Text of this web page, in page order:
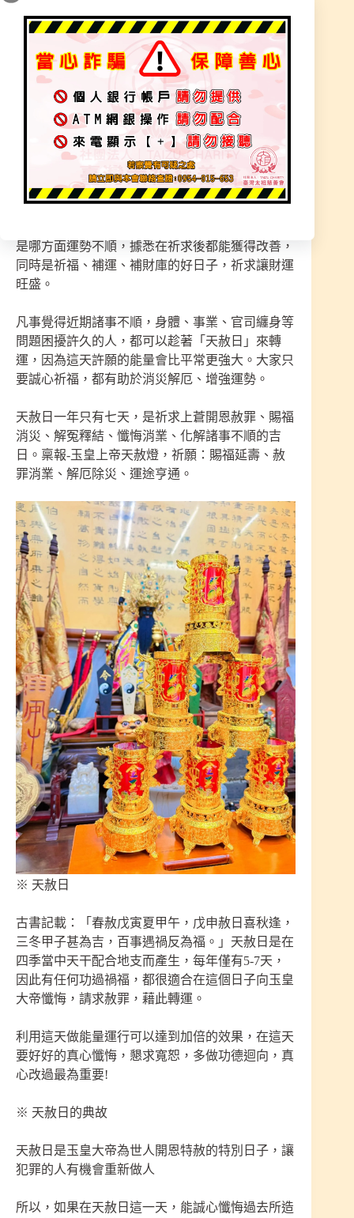
想替自己補運，要好好把握這天，消災解厄招好
運。-天赦燈-上天開恩特赦的大好日子，祈求-玉皇
賜福赦罪大天尊-賜福。
天赦日，是玉皇大帝特赦凡間的大好日子，所以這
天就被俗稱為「天赦日」。懺悔赦罪、消災解厄、
化解不順的大吉日、久病不好、精神錯亂、各種不
明因果病、發願行善迥向解怨釋結，轉危為安大事
化小事等。
是哪方面運勢不順，據悉在祈求後都能獲得改善，
同時是祈福、補運、補財庫的好日子，祈求讓財運
旺盛。
凡事覺得近期諸事不順，身體、事業、官司纏身等
問題困擾許久的人，都可以趁著「天赦日」來轉
運，因為這天許願的能量會比平常更強大。大家只
要誠心祈福，都有助於消災解厄、增強運勢。
天赦日一年只有七天，是祈求上蒼開恩赦罪、賜福
消災、解冤釋結、懺悔消業、化解諸事不順的吉
日。稟報-玉皇上帝天赦燈，祈願：賜福延壽、赦
罪消業、解厄除災、運途亨通。
※ 天赦日
古書記載：「春赦戊寅夏甲午，戊申赦日喜秋逢，
三冬甲子甚為吉，百事遇禍反為福。」天赦日是在
四季當中天干配合地支而產生，每年僅有5-7天，
因此有任何功過禍福，都很適合在這個日子向玉皇
大帝懺悔，請求赦罪，藉此轉運。
利用這天做能量運行可以達到加倍的效果，在這天
要好好的真心懺悔，懇求寬恕，多做功德迴向，真
心改過最為重要!
※ 天赦日的典故
天赦日是玉皇大帝為世人開恩特赦的特別日子，讓
犯罪的人有機會重新做人
所以，如果在天赦日這一天，能誠心懺悔過去所造